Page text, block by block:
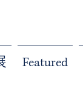
Featured